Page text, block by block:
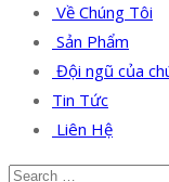
Về Chúng Tôi
Sản Phẩm
Đội ngũ của
Tin Tức
Liên Hệ